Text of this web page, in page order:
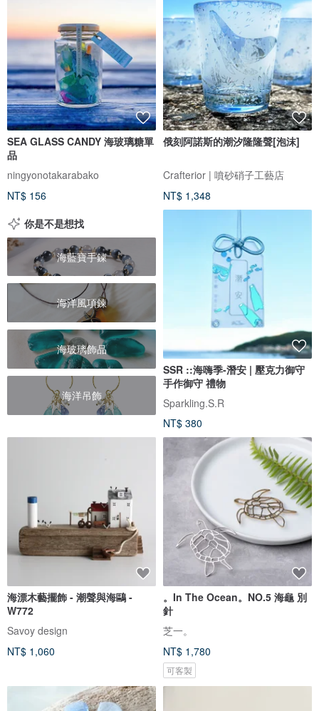
SEA GLASS CANDY 海玻璃糖單
品
ningyonotakarabako
NT$ 156
俄刻阿諾斯的潮汐隆隆聲[泡沫]
Crafterior | 噴砂硝子工藝店
NT$ 1,348
你是不是想找
海藍寶手鍊
海洋風項鍊
海玻璃飾品
海洋吊飾
SSR ::海嗨季-潛安 | 壓克力御守
手作御守 禮物
Sparkling.S.R
NT$ 380
海漂木藝擺飾 - 潮聲與海鷗 -
W772
Savoy design
NT$ 1,060
。In The Ocean。NO.5 海龜 別
針
芝一。
NT$ 1,780
可客製